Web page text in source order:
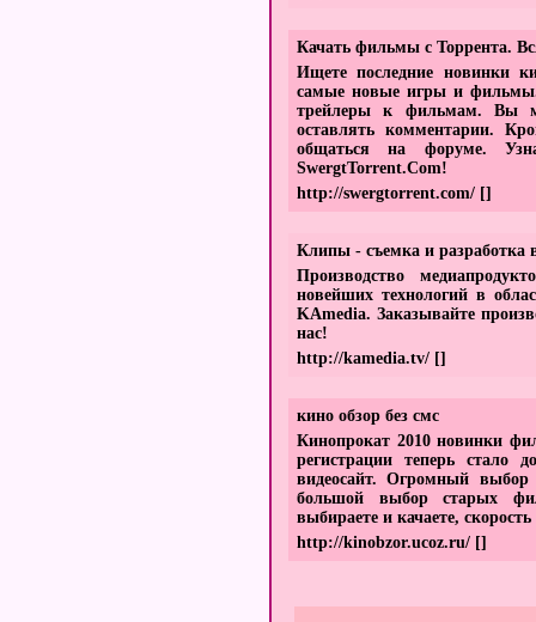
Качать фильмы с Торрента.
Ищете последние новинки
самые новые игры и
трейлеры к фильмам. Вы
оставлять комментарии.
общаться на форуме.
SwergtTorrent.Com!
http://swergtorrent.com/ []
Клипы - съемка и разработка
Производство
новейших технологий в
KAmedia. Заказывайте
нас!
http://kamedia.tv/ []
кино обзор без смс
Кинопрокат 2010 новинки
регистрации теперь стало
видеосайт. Огромный
большой выбор старых
выбираете и качаете,
http://kinobzor.ucoz.ru/ []